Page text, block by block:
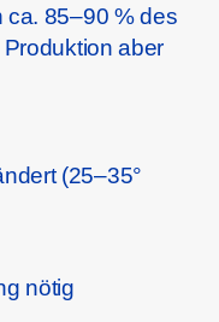
ca. 85–90 % des
aber
(25–35°
nötig